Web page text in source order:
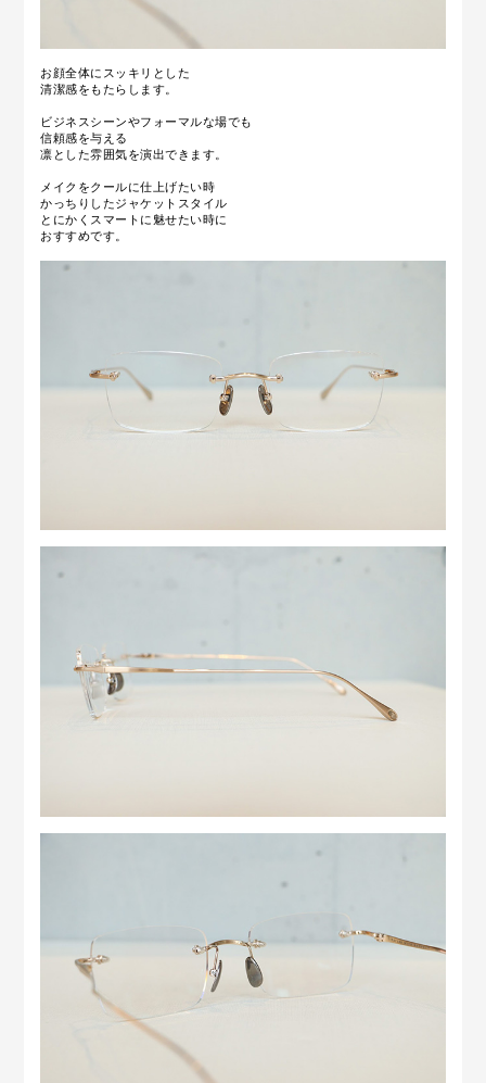
お顔全体にスッキリとした
清潔感をもたらします。
ビジネスシーンやフォーマルな場でも
信頼感を与える
凛とした雰囲気を演出できます。
メイクをクールに仕上げたい時
かっちりしたジャケットスタイル
とにかくスマートに魅せたい時に
おすすめです。